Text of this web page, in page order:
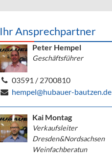
Ihr Ansprechpartner
Peter Hempel
Geschäftsführer
03591 / 2700810
hempel@hubauer-bautzen.de
Kai Montag
Verkaufsleiter
Dresden&Nordsachsen
Weinfachberatun